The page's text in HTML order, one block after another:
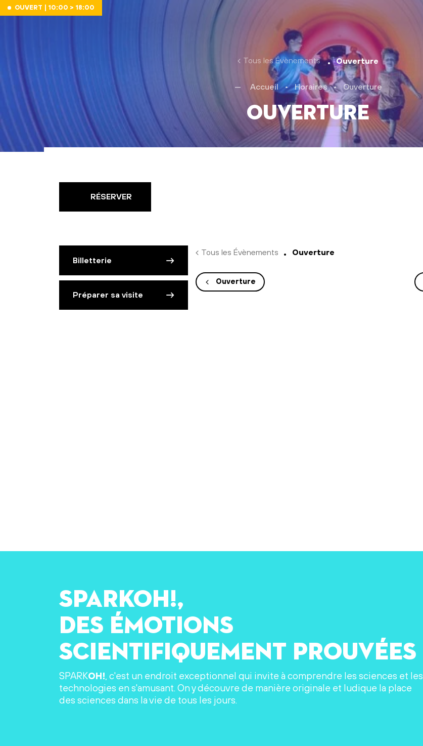
Aller au contenu
OUVERT | 10:00 > 18:00
Tous les Évènements Ouverture
Ouverture
Accueil • Horaires • Ouverture
RÉSERVER
Billetterie
Préparer sa visite
Tous les Évènements Ouverture
Ouverture
SPARKOH!,
des émotions
scientifiquement prouvées
SPARKOH!, c'est un endroit exceptionnel qui invite à comprendre les sciences et les
technologies en s'amusant. On y découvre de manière originale et ludique la place
des sciences dans la vie de tous les jours.